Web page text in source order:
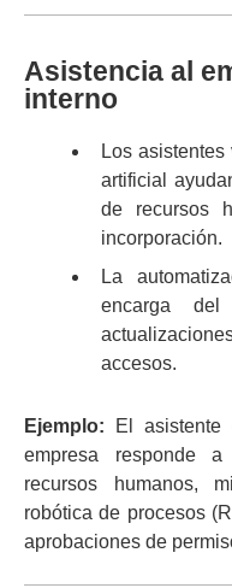
Asistencia al
interno
Los
artificial
de recursos
incorporación.
La
encarga
accesos.
Ejemplo: El asistente
empresa responde
recursos humanos,
robótica de procesos
aprobaciones de